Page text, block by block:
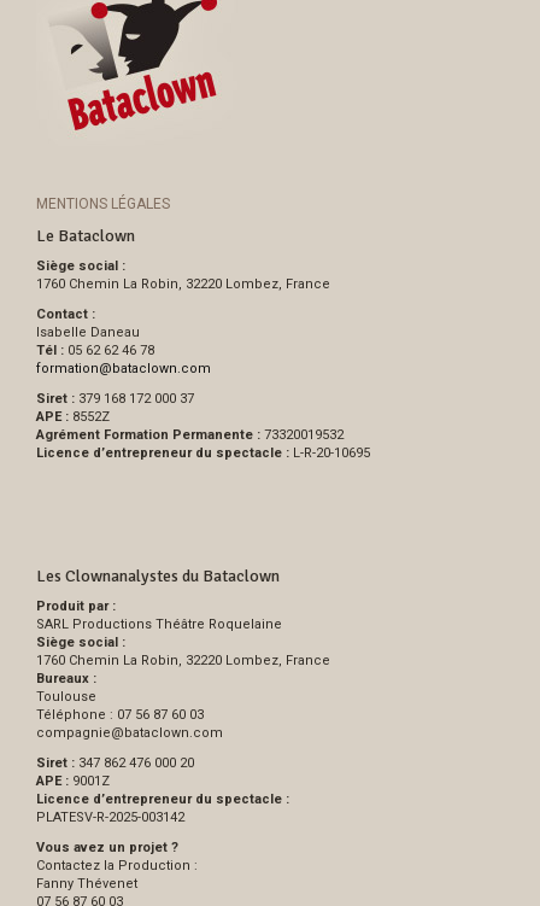
MENTIONS LÉGALES
Le Bataclown
Siège social :
1760 Chemin La Robin, 32220 Lombez, France
Contact :
Isabelle Daneau
Tél : 05 62 62 46 78
formation@bataclown.com
Siret : 379 168 172 000 37
APE : 8552Z
Agrément Formation Permanente : 73320019532
Licence d’entrepreneur du spectacle : L-R-20-10695
Les Clownanalystes du Bataclown
Produit par :
SARL Productions Théâtre Roquelaine
Siège social :
1760 Chemin La Robin, 32220 Lombez, France
Bureaux :
Toulouse
Téléphone : 07 56 87 60 03
compagnie@bataclown.com
Siret : 347 862 476 000 20
APE : 9001Z
Licence d’entrepreneur du spectacle :
PLATESV-R-2025-003142
Vous avez un projet ?
Contactez la Production :
Fanny Thévenet
07 56 87 60 03